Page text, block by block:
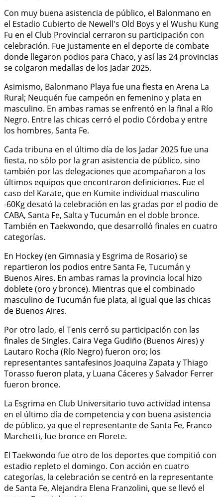
Con muy buena asistencia de público, el Balonmano en
el Estadio Cubierto de Newell's Old Boys y el Wushu Kung
Fu en el Club Provincial cerraron su participación con
celebración. Fue justamente en el deporte de combate
donde llegaron podios para Chaco, y así las 24 provincias
se colgaron medallas de los Jadar 2025.
Asimismo, Balonmano Playa fue una fiesta en Arena La
Rural; Neuquén fue campeón en femenino y plata en
masculino. En ambas ramas se enfrentó en la final a Río
Negro. Entre las chicas cerró el podio Córdoba y entre
los hombres, Santa Fe.
Cada tribuna en el último día de los Jadar 2025 fue una
fiesta, no sólo por la gran asistencia de público, sino
también por las delegaciones que acompañaron a los
últimos equipos que encontraron definiciones. Fue el
caso del Karate, que en Kumite individual masculino
-60Kg desató la celebración en las gradas por el podio de
CABA, Santa Fe, Salta y Tucumán en el doble bronce.
También en Taekwondo, que desarrolló finales en cuatro
categorías.
En Hockey (en Gimnasia y Esgrima de Rosario) se
repartieron los podios entre Santa Fe, Tucumán y
Buenos Aires. En ambas ramas la provincia local hizo
doblete (oro y bronce). Mientras que el combinado
masculino de Tucumán fue plata, al igual que las chicas
de Buenos Aires.
Por otro lado, el Tenis cerró su participación con las
finales de Singles. Caira Vega Gudiño (Buenos Aires) y
Lautaro Rocha (Río Negro) fueron oro; los
representantes santafesinos Joaquina Zapata y Thiago
Torasso fueron plata, y Luana Cáceres y Salvador Ferrer
fueron bronce.
La Esgrima en Club Universitario tuvo actividad intensa
en el último día de competencia y con buena asistencia
de público, ya que el representante de Santa Fe, Franco
Marchetti, fue bronce en Florete.
El Taekwondo fue otro de los deportes que compitió con
estadio repleto el domingo. Con acción en cuatro
categorías, la celebración se centró en la representante
de Santa Fe, Alejandra Elena Franzolini, que se llevó el